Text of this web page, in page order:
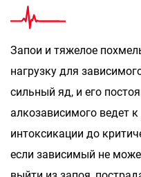
Запои и тяжелое
нагрузку для
сильный яд, и его
алкозависимого ведет
интоксикации до
если зависимый не